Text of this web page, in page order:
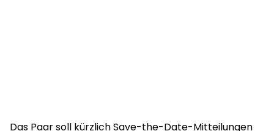
Das Paar soll kürzlich Save-the-Date-Mitteilungen